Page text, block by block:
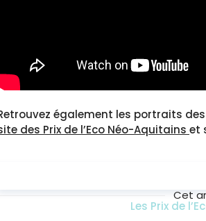
également les portraits
des Prix de l’Eco Néo-Aquitains et
Cet
Les Prix de